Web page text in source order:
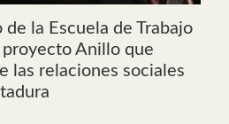
de la Escuela de Trabajo
Anillo que
las relaciones sociales